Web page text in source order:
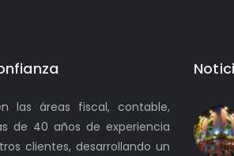
las áreas fiscal, contable,
de 40 años de experiencia
clientes, desarrollando un